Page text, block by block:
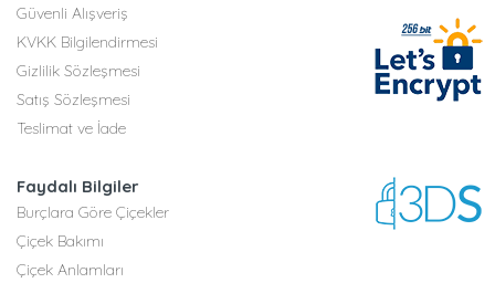
Güvenli Alışveriş
KVKK Bilgilendirmesi
Gizlilik Sözleşmesi
Satış Sözleşmesi
Teslimat ve İade
Faydalı Bilgiler
Burçlara Göre Çiçekler
Çiçek Bakımı
Çiçek Anlamları